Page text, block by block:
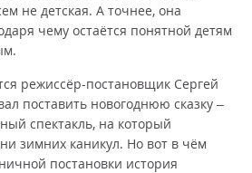
не детская. А точнее, она
чему остаётся понятной детям
режиссёр-постановщик Сергей
поставить новогоднюю сказку –
спектакль, на который
зимних каникул. Но вот в чём
постановки история